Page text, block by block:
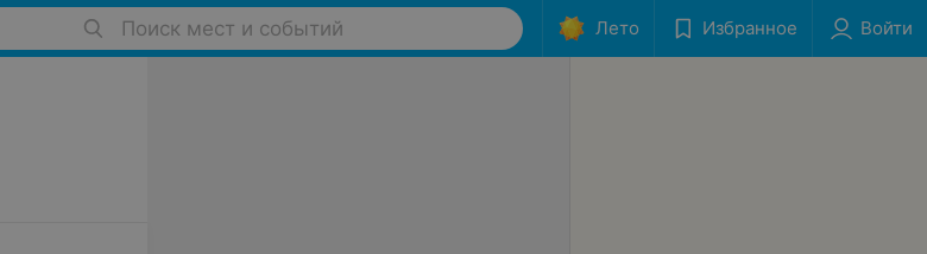
Поиск мест и событий Лето Избранное Войти